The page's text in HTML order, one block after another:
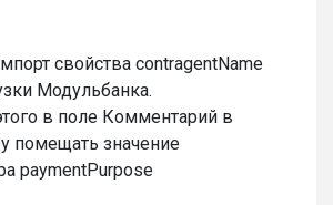
свойства contragentName
Модульбанка.
в поле Комментарий в
помещать значение
paymentPurpose